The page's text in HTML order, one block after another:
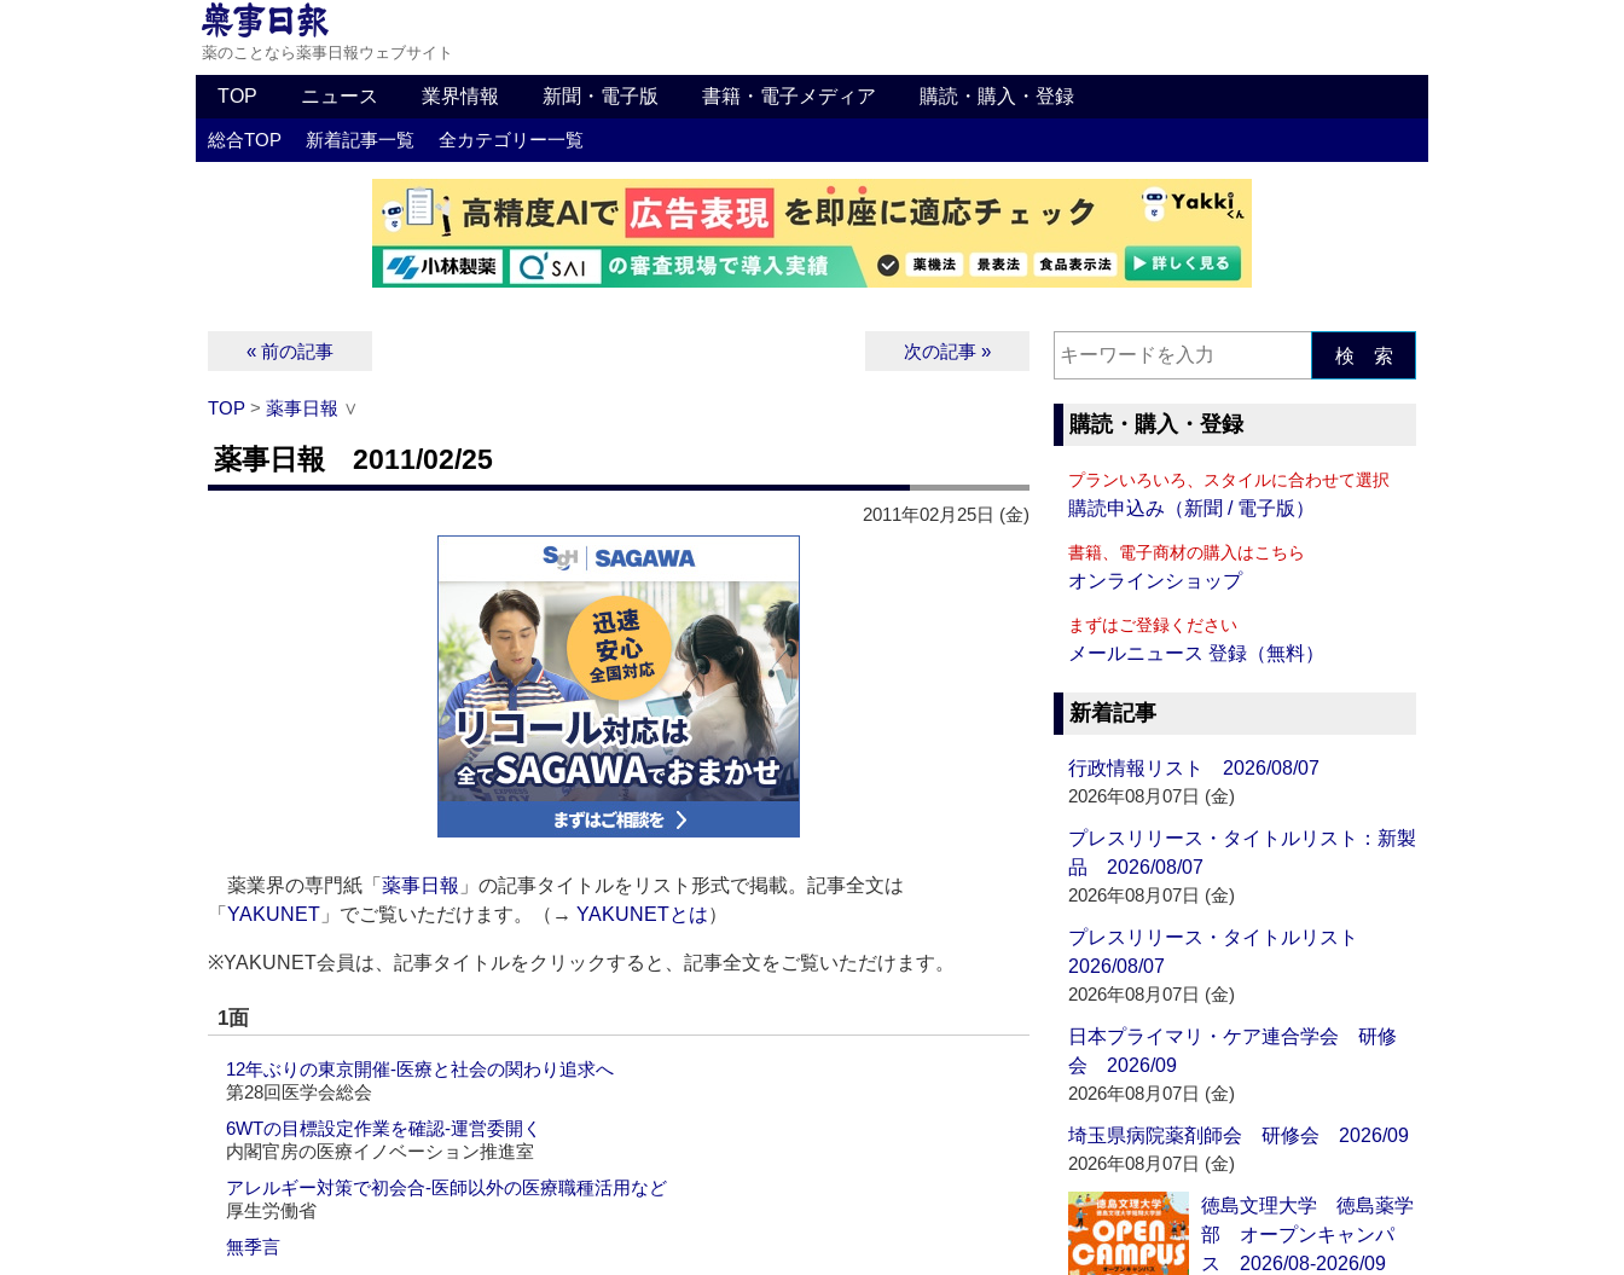
薬のことなら薬事日報ウェブサイト
TOP ニュース 業界情報 新聞・電子版 書籍・電子メディア 購読・購入・登録
総合TOP 新着記事一覧 全カテゴリー一覧
« 前の記事 次の記事 »
TOP > 薬事日報 ∨
薬事日報 2011/02/25
2011年02月25日 (金)
薬業界の専門紙「 薬事日報 」の記事タイトルをリスト形式で掲載。記事全文は
「 YAKUNET 」でご覧いただけます。（→ YAKUNETとは）
※YAKUNET会員は、記事タイトルをクリックすると、記事全文をご覧いただけます。
1面
12年ぶりの東京開催‐医療と社会の関わり追求へ
第28回医学会総会
6WTの目標設定作業を確認‐運営委開く
内閣官房の医療イノベーション推進室
アレルギー対策で初会合‐医師以外の医療職種活用など
厚生労働省
無季言
検 索
購読・購入・登録
プランいろいろ、スタイルに合わせて選択
購読申込み（新聞 / 電子版）
書籍、電子商材の購入はこちら
オンラインショップ
まずはご登録ください
メールニュース 登録（無料）
新着記事
行政情報リスト 2026/08/07
2026年08月07日 (金)
プレスリリース・タイトルリスト：新製
品 2026/08/07
2026年08月07日 (金)
プレスリリース・タイトルリスト
2026/08/07
2026年08月07日 (金)
日本プライマリ・ケア連合学会 研修
会 2026/09
2026年08月07日 (金)
埼玉県病院薬剤師会 研修会 2026/09
2026年08月07日 (金)
徳島文理大学 徳島薬学
部 オープンキャンパ
ス 2026/08-2026/09